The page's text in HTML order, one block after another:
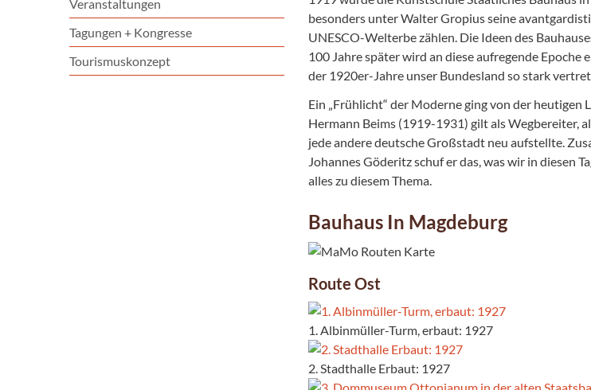
Veranstaltungen
Tagungen + Kongresse
Tourismuskonzept
besonders unter Walter Gropius seine
UNESCO-Welterbe zählen. Die Ideen des
100 Jahre später wird an diese aufregende
der 1920er-Jahre unser Bundesland so stark
Ein „Frühlicht“ der Moderne ging von der
Hermann Beims (1919-1931) gilt als Wegbereiter,
jede andere deutsche Großstadt neu aufstellte.
Johannes Göderitz schuf er das, was wir in diesen
alles zu diesem Thema.
Bauhaus In Magdeburg
Route Ost
1. Albinmüller-Turm, erbaut: 1927
2. Stadthalle Erbaut: 1927